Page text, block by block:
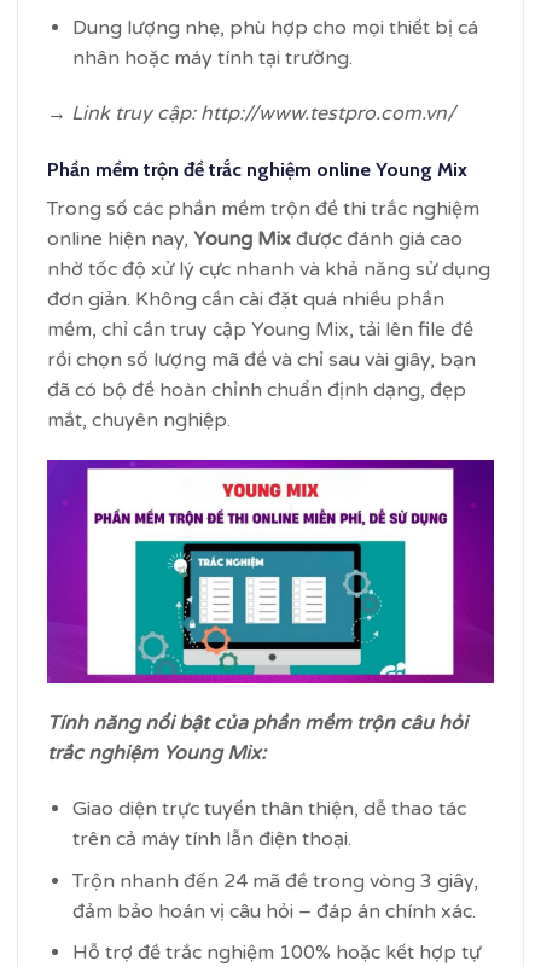
Dung lượng nhẹ, phù hợp cho mọi thiết bị cá
nhân hoặc máy tính tại trường.
→ Link truy cập: http://www.testpro.com.vn/
Phần mềm trộn đề trắc nghiệm online Young Mix
Trong số các phần mềm trộn đề thi trắc nghiệm
online hiện nay, Young Mix được đánh giá cao
nhờ tốc độ xử lý cực nhanh và khả năng sử dụng
đơn giản. Không cần cài đặt quá nhiều phần
mềm, chỉ cần truy cập Young Mix, tải lên file đề
rồi chọn số lượng mã đề và chỉ sau vài giây, bạn
đã có bộ đề hoàn chỉnh chuẩn định dạng, đẹp
mắt, chuyên nghiệp.
Tính năng nổi bật của phần mềm trộn câu hỏi
trắc nghiệm Young Mix:
Giao diện trực tuyến thân thiện, dễ thao tác
trên cả máy tính lẫn điện thoại.
Trộn nhanh đến 24 mã đề trong vòng 3 giây,
đảm bảo hoán vị câu hỏi – đáp án chính xác.
Hỗ trợ đề trắc nghiệm 100% hoặc kết hợp tự